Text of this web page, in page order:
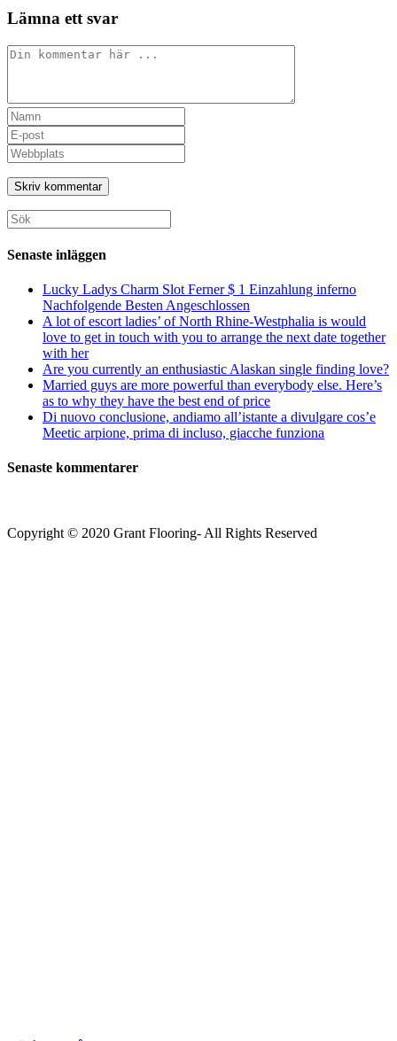
Lämna ett svar
Kommentar
Ange
ditt
namn
eller
användarnamn
för
att
kommentera
Ange
din
e-
postadress
för
att
kommentera
Ange
URL
till
din
webbplats
(valfritt)
Sök
efter:
Senaste inläggen
Lucky Ladys Charm Slot Ferner $ 1 Einzahlung inferno
Nachfolgende Besten Angeschlossen
A lot of escort ladies’ of North Rhine-Westphalia is would
love to get in touch with you to arrange the next date together
with her
Are you currently an enthusiastic Alaskan single finding love?
Married guys are more powerful than everybody else. Here’s
as to why they have the best end of price
Di nuovo conclusione, andiamo all’istante a divulgare cos’e
Meetic arpione, prima di incluso, giacche funziona
Senaste kommentarer
Copyright © 2020 Grant Flooring- All Rights Reserved